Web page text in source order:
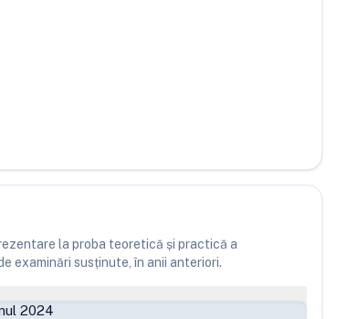
la proba teoretică și practică a
examinări susținute, în anii anteriori.
2024